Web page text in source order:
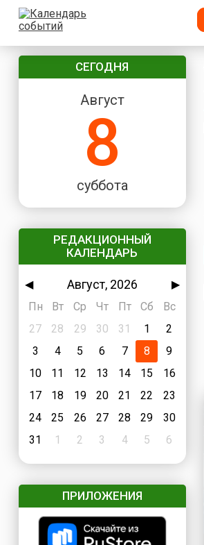
СЕГОДНЯ
Август
8
суббота
РЕДАКЦИОННЫЙ
КАЛЕНДАРЬ
◀ Август, 2026
▶
Пн
Вт Ср Чт Пт Сб
Вс
27
28 29 30 31 1
2
3
4 5 6 7 8
9
10
11 12 13 14 15
16
17
18 19 20 21 22
23
24
25 26 27 28 29
30
31
1 2 3 4 5 6
ПРИЛОЖЕНИЯ